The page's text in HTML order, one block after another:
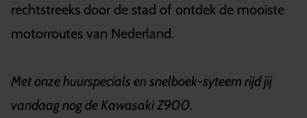
rechtstreeks door de stad of ontdek de mooiste
motorroutes van Nederland.
Met onze huurspecials en snelboek-syteem rijd jij
vandaag nog de Kawasaki Z900.